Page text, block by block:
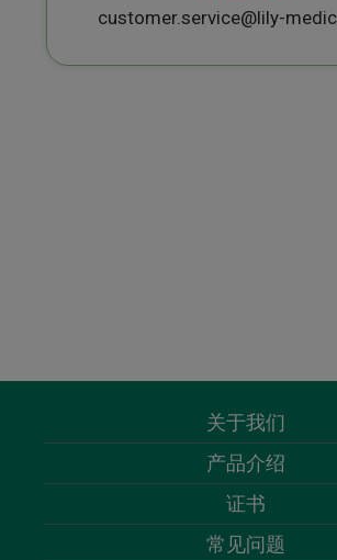
customer.service@lily-
关于我们
产品介绍
证书
常见问题